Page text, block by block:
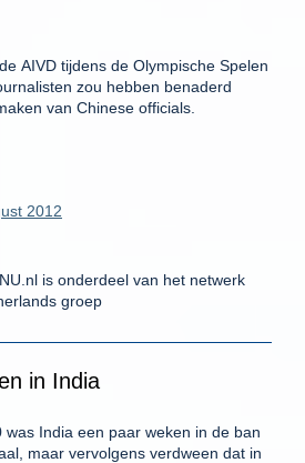
AIVD tijdens de Olympische Spelen
zou hebben benaderd
van Chinese officials.
2012
is onderdeel van het netwerk
groep
in India
India een paar weken in de ban
maar vervolgens verdween dat in